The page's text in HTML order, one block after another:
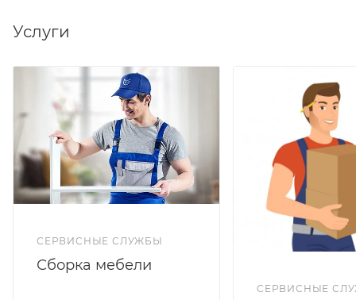
Услуги
СЕРВИСНЫЕ СЛУЖБЫ
Сборка мебели
СЕРВИСНЫЕ